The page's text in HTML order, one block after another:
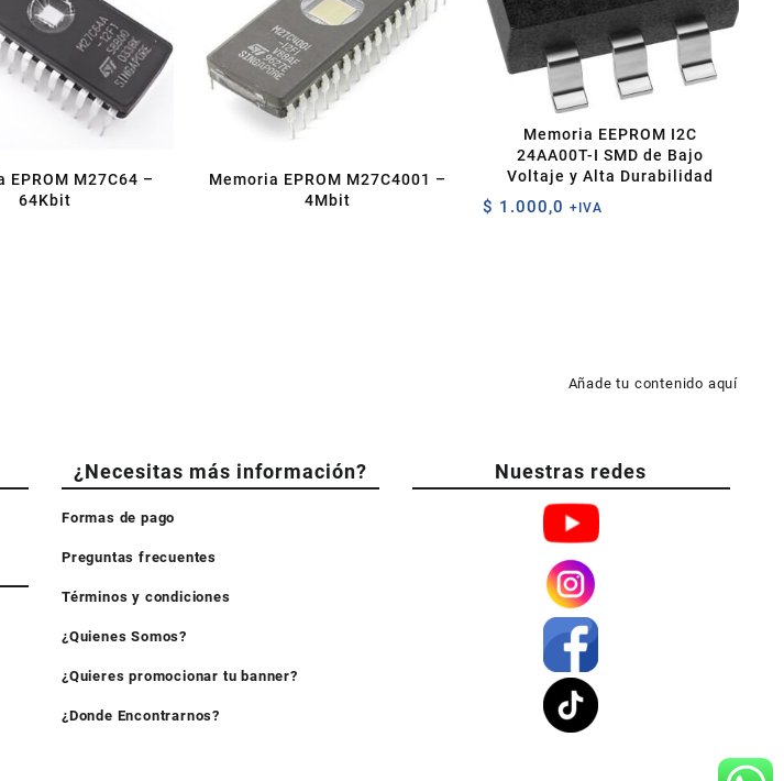
EPROM M27C64 –
64Kbit
Memoria EPROM M27C4001 –
4Mbit
Memoria EEPROM I2C
24AA00T-I SMD de Bajo
Voltaje y Alta Durabilidad
$ 1.000,0 +IVA
Añade tu contenido aquí
¿Necesitas más información?
Formas de pago
Preguntas frecuentes
Términos y condiciones
¿Quienes Somos?
¿Quieres promocionar tu banner?
¿Donde Encontrarnos?
Nuestras redes